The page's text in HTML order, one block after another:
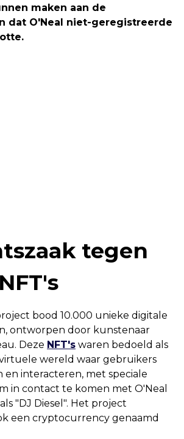
maken aan de
dat O'Neal niet-geregistreerde
tegen
bood 10.000 unieke digitale
ontworpen door kunstenaar
Deze NFT's waren bedoeld als
wereld waar gebruikers
en interacteren, met speciale
in contact te komen met O'Neal
"DJ Diesel". Het project
een cryptocurrency genaamd